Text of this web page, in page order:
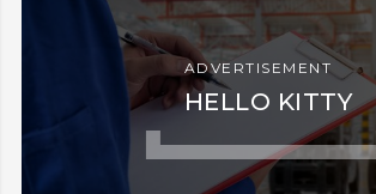
ADVERTISEMENT
HELLO KITTY